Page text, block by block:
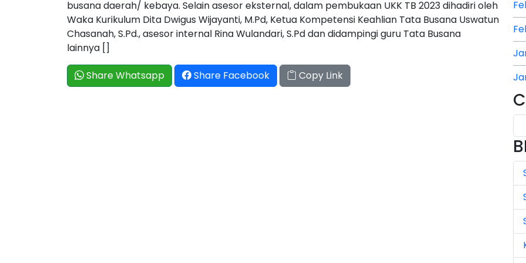
busana daerah/ kebaya. Selain asesor eksternal, dalam pembukaan UKK TB 2023 dihadiri oleh
Waka Kurikulum Dita Dwigus Wijayanti, M.Pd, Ketua Kompetensi Keahlian Tata Busana Uswatun
Chasanah, S.Pd., asesor internal Rina Wulandari, S.Pd dan didampingi guru Tata Busana
lainnya []
Share Whatsapp Share Facebook Copy Link